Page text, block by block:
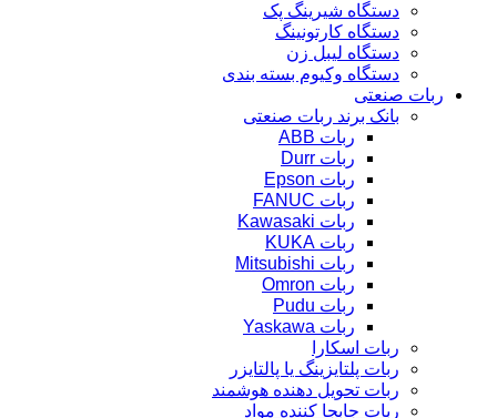
دستگاه شیرینگ پک
دستگاه کارتونینگ
دستگاه لیبل زن
دستگاه وکیوم بسته بندی
ربات صنعتی
بانک برند ربات صنعتی
ربات ABB
ربات Durr
ربات Epson
ربات FANUC
ربات Kawasaki
ربات KUKA
ربات Mitsubishi
ربات Omron
ربات Pudu
ربات Yaskawa
ربات اسکارا
ربات پلتایزینگ یا پالتایزر
ربات تحویل دهنده هوشمند
ربات جابجا کننده مواد